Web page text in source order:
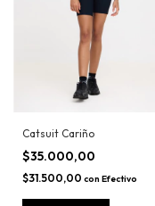
Catsuit Cariño
$35.000,00
$31.500,00 con Efectivo